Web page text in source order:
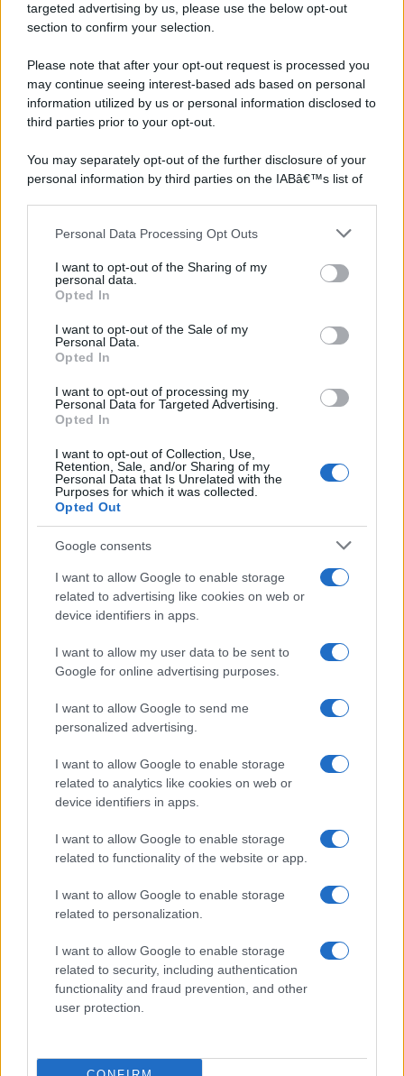
targeted advertising by us, please use the below opt-out
section to confirm your selection.
Please note that after your opt-out request is processed you
may continue seeing interest-based ads based on personal
information utilized by us or personal information disclosed to
third parties prior to your opt-out.
You may separately opt-out of the further disclosure of your
personal information by third parties on the IABâ€™s list of
This information may also be disclosed by us to third parties
further disclose it to other third parties.
Please note that this website/app uses one or more Google
services and may gather and store information including but
not limited to your visit or usage behaviour. You may click to
grant or deny consent to Google and its third-party tags to
consent section.
Personal Data Processing Opt Outs
I want to opt-out of the Sharing of my
personal data.
Opted In
I want to opt-out of the Sale of my
Personal Data.
Opted In
I want to opt-out of processing my
Personal Data for Targeted Advertising.
Opted In
I want to opt-out of Collection, Use,
Retention, Sale, and/or Sharing of my
Personal Data that Is Unrelated with the
Purposes for which it was collected.
Opted Out
Google consents
I want to allow Google to enable storage
related to advertising like cookies on web or
device identifiers in apps.
I want to allow my user data to be sent to
Google for online advertising purposes.
I want to allow Google to send me
personalized advertising.
I want to allow Google to enable storage
related to analytics like cookies on web or
device identifiers in apps.
I want to allow Google to enable storage
related to functionality of the website or app.
I want to allow Google to enable storage
related to personalization.
I want to allow Google to enable storage
related to security, including authentication
functionality and fraud prevention, and other
user protection.